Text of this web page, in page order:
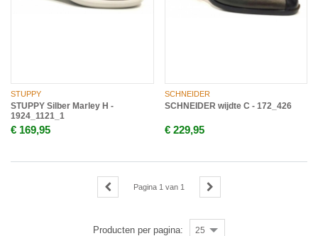
STUPPY
STUPPY Silber Marley H -
1924_1121_1
€ 169,95
SCHNEIDER
SCHNEIDER wijdte C - 172_426
€ 229,95
Producten per pagina: 25
Pagina 1 van 1